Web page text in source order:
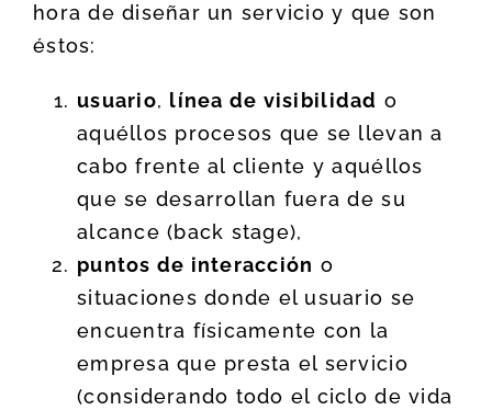
hora de diseñar un servicio y que son
éstos:
usuario, línea de visibilidad o
aquéllos procesos que se llevan a
cabo frente al cliente y aquéllos
que se desarrollan fuera de su
alcance (back stage),
puntos de interacción o
situaciones donde el usuario se
encuentra físicamente con la
empresa que presta el servicio
(considerando todo el ciclo de vida